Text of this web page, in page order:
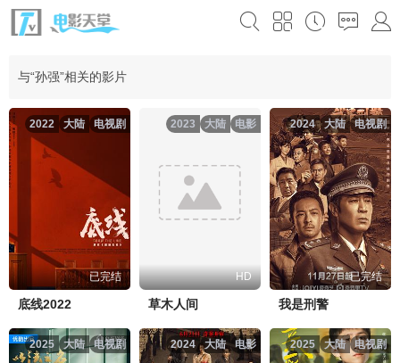
与“孙强”相关的影片
电视剧
大陆
2022
已完结
底线2022
电影
大陆
2023
HD
草木人间
电视剧
大陆
2024
已完结
我是刑警
电视剧
大陆
2025 电影
大陆
2024 电视剧
大陆
2025